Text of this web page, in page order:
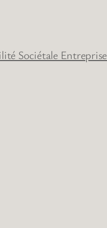
Sociétale Entreprise